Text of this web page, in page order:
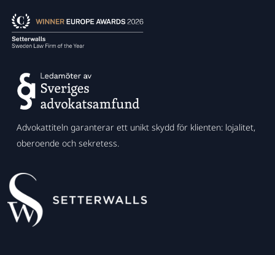
Advokattiteln garanterar ett unikt skydd för klienten: lojalitet,
oberoende och sekretess.